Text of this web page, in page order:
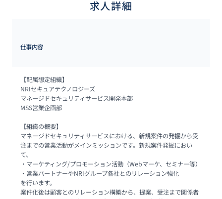
求人詳細
仕事内容
【配属想定組織】
NRIセキュアテクノロジーズ
マネージドセキュリティサービス開発本部
MSS営業企画部
【組織の概要】
マネージドセキュリティサービスにおける、新規案件の発掘から受
注までの営業活動がメインミッションです。新規案件発掘におい
て、
・マーケティング/プロモーション活動（Webマーケ、セミナー等）
・営業パートナーやNRIグループ各社とのリレーション強化
を行います。
案件化後は顧客とのリレーション構築から、提案、受注まで関係者